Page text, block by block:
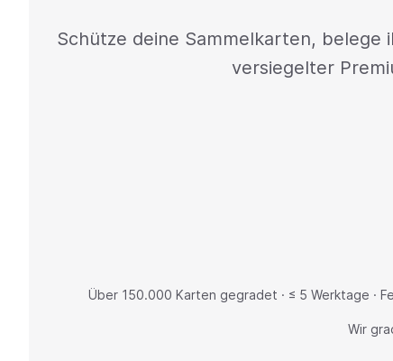
Schütze deine Sammelkarten,
versiegelter
Über 150.000 Karten gegradet · ≤ 5 Werktage ·
Wir